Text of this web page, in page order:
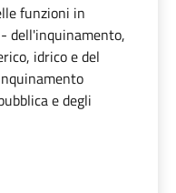
funzioni in
dell'inquinamento,
idrico e del
e degli